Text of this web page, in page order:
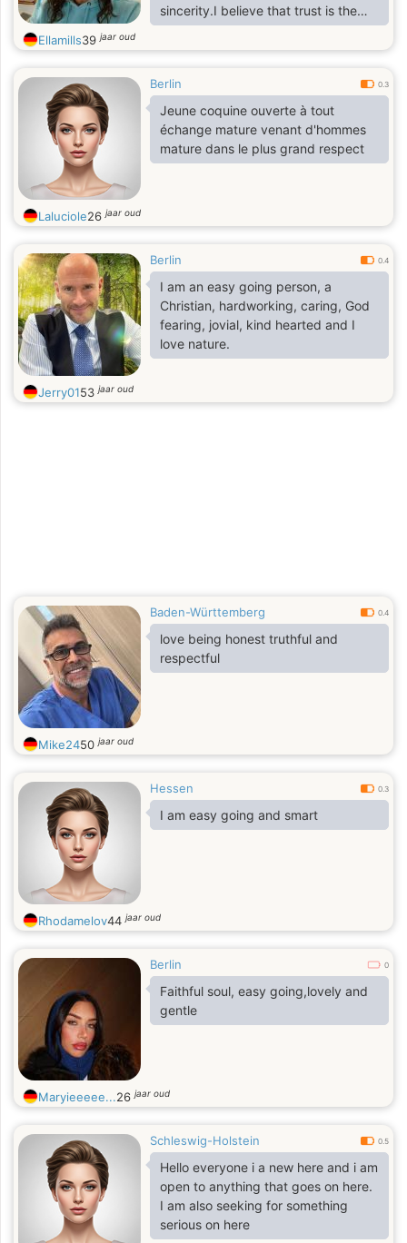
sincerity.I believe that trust is the
most important thing in a
relationship between a man and a
temperamental, open minded,
tolerant and accepting lady.I really
missed love and tenderness in my
life and I hope that this site will help
me fill this lack.
Ellamills39jaar oud
Berlin 0.3
Jeune coquine ouverte à tout
échange mature venant d'hommes
mature dans le plus grand respect
Laluciole26jaar oud
Berlin 0.4
I am an easy going person, a
Christian, hardworking, caring, God
fearing, jovial, kind hearted and I
love nature.
Jerry0153jaar oud
Baden-Württemberg 0.4
love being honest truthful and
respectful
Mike2450jaar oud
Hessen 0.3
I am easy going and smart
Rhodamelov44jaar oud
Berlin 0
Faithful soul, easy going,lovely and
gentle
Maryieeeee...26jaar oud
Schleswig-Holstein 0.5
Hello everyone i a new here and i am
open to anything that goes on here.
I am also seeking for something
serious on here